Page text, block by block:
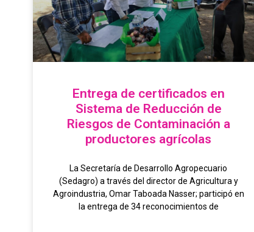
Entrega de certificados en
Sistema de Reducción de
Riesgos de Contaminación a
productores agrícolas
La Secretaría de Desarrollo Agropecuario
(Sedagro) a través del director de Agricultura y
Agroindustria, Omar Taboada Nasser; participó en
la entrega de 34 reconocimientos de